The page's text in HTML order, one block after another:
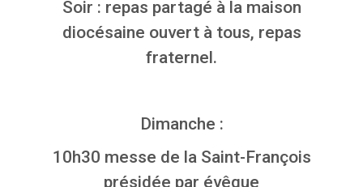
Soir : repas partagé à la maison
diocésaine ouvert à tous, repas
fraternel.
Dimanche :
10h30 messe de la Saint-François
présidée par évêque